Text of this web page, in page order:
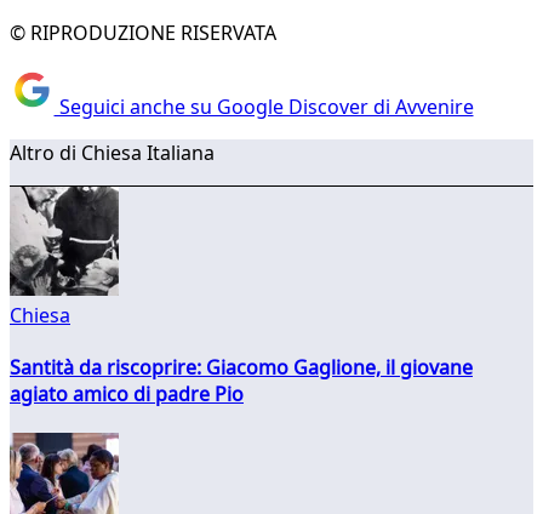
© RIPRODUZIONE RISERVATA
Seguici anche su Google Discover di Avvenire
Altro di Chiesa Italiana
Chiesa
Santità da riscoprire: Giacomo Gaglione, il giovane
agiato amico di padre Pio